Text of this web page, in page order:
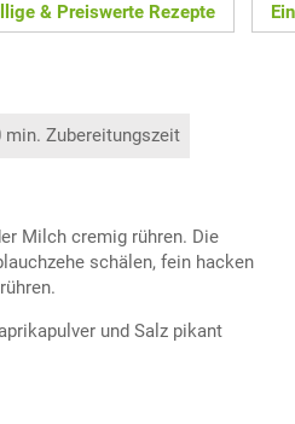
& Preiswerte Rezepte
min. Zubereitungszeit
Milch cremig rühren. Die
schälen, fein hacken
und Salz pikant